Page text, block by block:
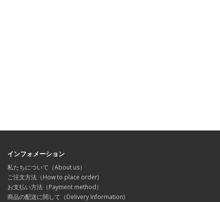
インフォメーション
私たちについて（About us）
ご注文方法（How to place order)
お支払い方法（Payment method）
商品の配送に関して（Delivery Information)